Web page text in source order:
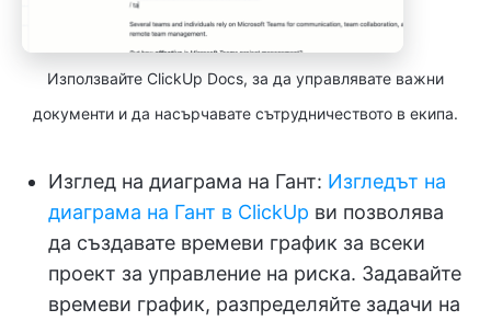
Използвайте ClickUp Docs, за да управлявате важни
документи и да насърчавате сътрудничеството в екипа.
Изглед на диаграма на Гант: Изгледът на
диаграма на Гант в ClickUp ви позволява
да създавате времеви график за всеки
проект за управление на риска. Задавайте
времеви график, разпределяйте задачи на